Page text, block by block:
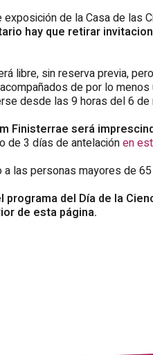
de la Casa de las
hay que retirar
libre, sin reserva previa,
de por lo
desde las 9 horas del 6
Finisterrae será
de 3 días de antelaciónen
las personas mayores de
del Día de la
de esta página.